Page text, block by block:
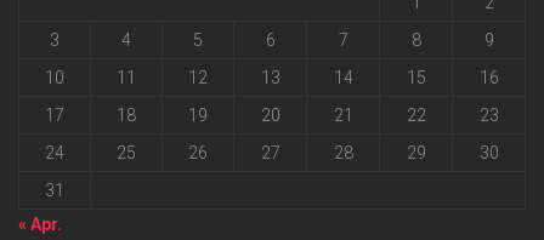
3
4 5 6 7 8
9
10
11 12 13 14 15
16
17
18 19 20 21 22
23
24
25 26 27 28 29
30
31
« Apr.